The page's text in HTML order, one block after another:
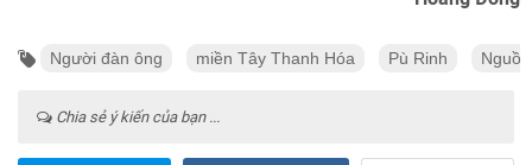
Người đàn ông miền Tây Thanh Hóa Pù Rinh
Chia sẻ ý kiến của bạn ...